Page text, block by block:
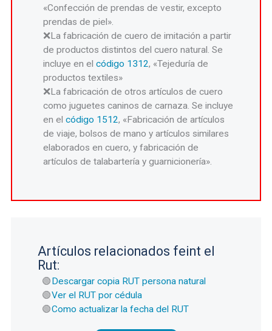
«Confección de prendas de vestir, excepto
prendas de piel».
La fabricación de cuero de imitación a partir
de productos distintos del cuero natural. Se
incluye en elcódigo 1312, «Tejeduría de
productos textiles»
La fabricación de otros artículos de cuero
como juguetes caninos de carnaza. Se incluye
en elcódigo 1512, «Fabricación de artículos
de viaje, bolsos de mano y artículos similares
elaborados en cuero, y fabricación de
artículos de talabartería y guarnicionería».
Artículos relacionados feint el
Rut:
Descargar copia RUT persona natural
Ver el RUT por cédula
Como actualizar la fecha del RUT